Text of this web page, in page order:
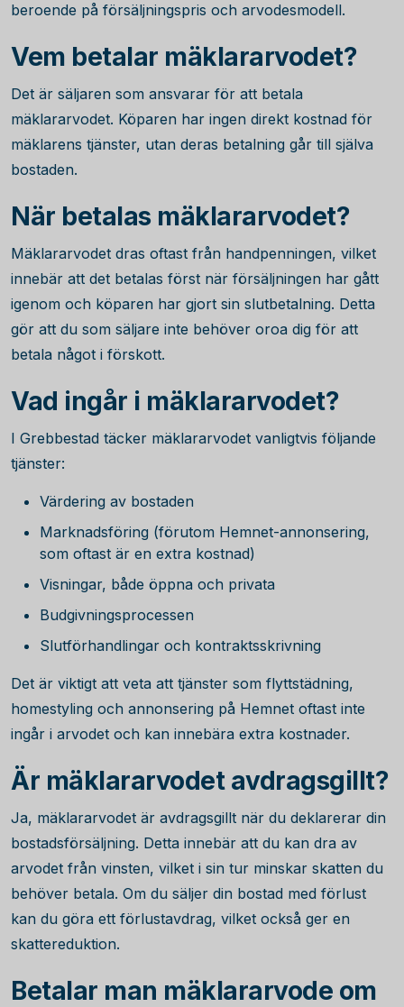
beroende på försäljningspris och arvodesmodell.
Vem betalar mäklararvodet?
Det är säljaren som ansvarar för att betala
mäklararvodet. Köparen har ingen direkt kostnad för
mäklarens tjänster, utan deras betalning går till själva
bostaden.
När betalas mäklararvodet?
Mäklararvodet dras oftast från handpenningen, vilket
innebär att det betalas först när försäljningen har gått
igenom och köparen har gjort sin slutbetalning. Detta
gör att du som säljare inte behöver oroa dig för att
betala något i förskott.
Vad ingår i mäklararvodet?
I Grebbestad täcker mäklararvodet vanligtvis följande
tjänster:
Värdering av bostaden
Marknadsföring (förutom Hemnet-annonsering,
som oftast är en extra kostnad)
Visningar, både öppna och privata
Budgivningsprocessen
Slutförhandlingar och kontraktsskrivning
Det är viktigt att veta att tjänster som flyttstädning,
homestyling och annonsering på Hemnet oftast inte
ingår i arvodet och kan innebära extra kostnader.
Är mäklararvodet avdragsgillt?
Ja, mäklararvodet är avdragsgillt när du deklarerar din
bostadsförsäljning. Detta innebär att du kan dra av
arvodet från vinsten, vilket i sin tur minskar skatten du
behöver betala. Om du säljer din bostad med förlust
kan du göra ett förlustavdrag, vilket också ger en
skattereduktion.
Betalar man mäklararvode om